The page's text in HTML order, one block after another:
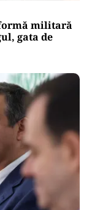
militară
gata de